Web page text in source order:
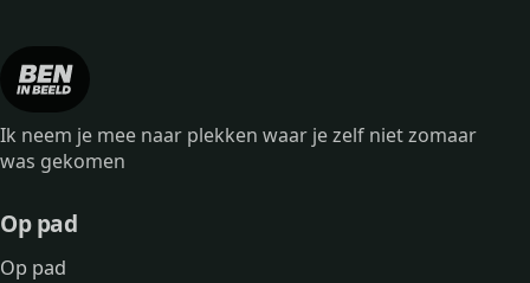
Ik neem je mee naar plekken waar je zelf niet zomaar
was gekomen
Op pad
Op pad